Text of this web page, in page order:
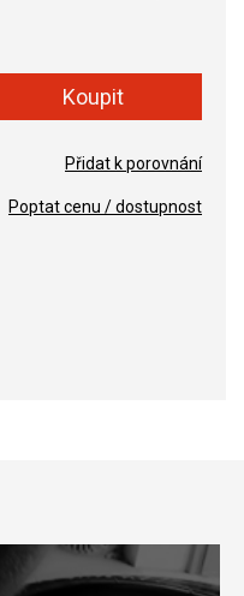
Přidat k porovnání
Poptat cenu / dostupnost